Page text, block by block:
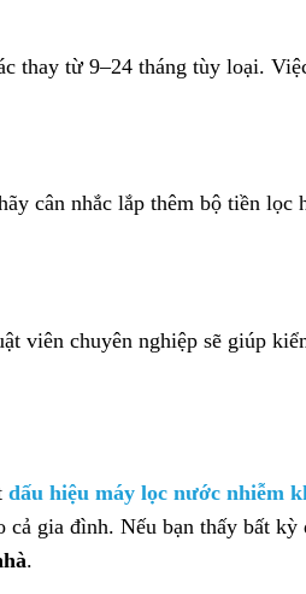
thay từ 9–24 tháng tùy loại.
cân nhắc lắp thêm bộ tiền lọc
viên chuyên nghiệp sẽ giúp
dấu hiệu máy lọc nước nhiễm
gia đình. Nếu bạn thấy bất kỳ
.